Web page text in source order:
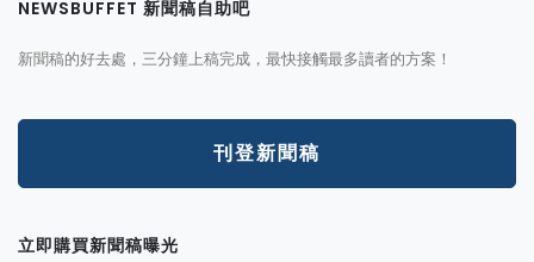
NEWSBUFFET 新聞稿自助吧
新聞稿的好去處，三分鐘上稿完成，最快接觸最多讀者的方案！
刊登新聞稿
立即購買新聞稿曝光